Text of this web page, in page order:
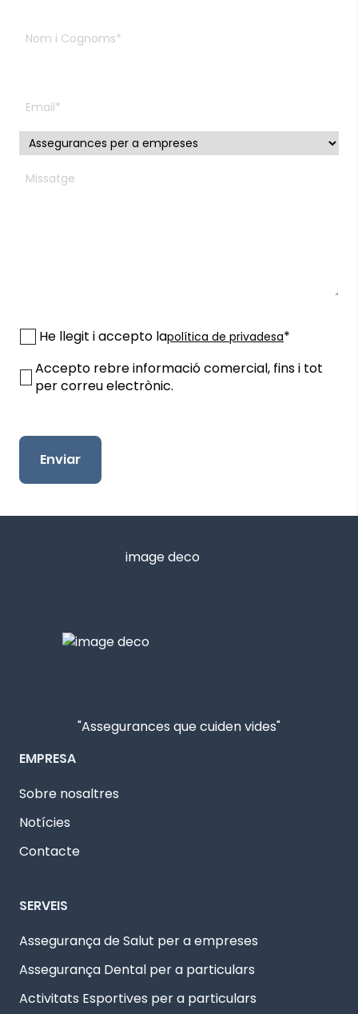
He llegit i accepto lapolítica de privadesa*
Accepto rebre informació comercial, fins i tot
per correu electrònic.
"Assegurances que cuiden vides"
EMPRESA
Sobre nosaltres
Notícies
Contacte
SERVEIS
Assegurança de Salut per a empreses
Assegurança Dental per a particulars
Activitats Esportives per a particulars